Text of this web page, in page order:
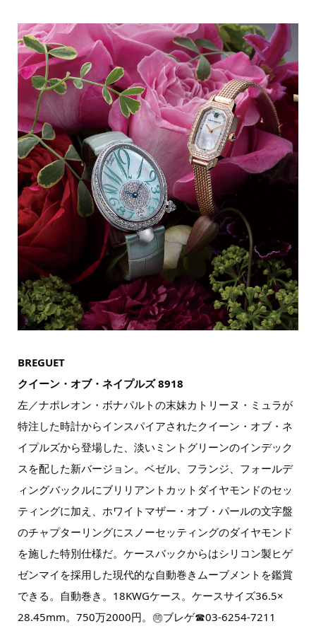
BREGUET
クイーン・オブ・ネイプルズ 8918
左／ナポレオン・ボナパルトの末妹カトリーヌ・ミュラが
特注した時計からインスパイアされたクイーン・オブ・ネ
イプルズから登場した、淡いミントグリーンのインデック
スを配した新バージョン。ベゼル、フランジ、フォールデ
ィングバックルにブリリアントカットダイヤモンドのセッ
ティングに加え、ホワイトマザー・オブ・パールの文字盤
のチャプターリングにスノーセッティングのダイヤモンド
を施した特別仕様だ。ケースバックからはシリコン製ヒゲ
ゼンマイを採用した現代的な自動巻きムーブメントを鑑賞
できる。自動巻き。18KWGケース。ケースサイズ36.5×
28.45mm。750万2000円。㉄ブレゲ☎03-6254-7211